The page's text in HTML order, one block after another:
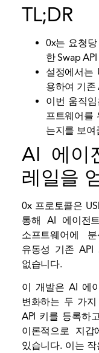
TL;DR
0x는 요청
한 Swap
설정에서는
용하여 기존
이번 움직
프트웨어를
는지를 보여
AI 에이
레일을
0x 프로토콜은
통해 AI 에이전
소프트웨어에
유동성 기존 API
없습니다.
이 개발은 AI 에
변화하는 두 가
API 키를 등록하
이론적으로 지
있습니다. 이는